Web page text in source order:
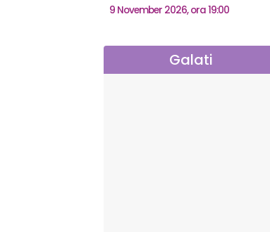
9 November 2026, ora 19:00
Galati